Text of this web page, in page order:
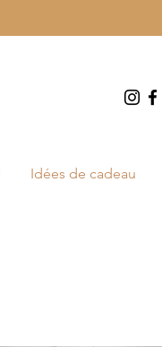
Idées de cadeau